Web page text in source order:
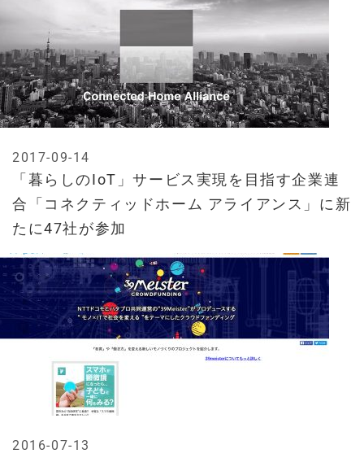
「暮らしのIoT」サービス実現を目指す企業連
合「コネクティッドホーム アライアンス」に新
たに47社が参加
2017-09-14
2016-07-13